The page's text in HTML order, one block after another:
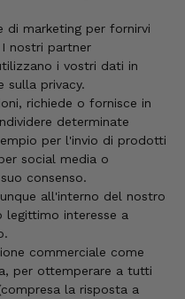
di marketing per fornirvi
nostri partner
i vostri dati in
sulla privacy.
richiede o fornisce in
determinate
per l'invio di prodotti
social media o
consenso.
all'interno del nostro
legittimo interesse a
commerciale come
per ottemperare a tutti
la risposta a